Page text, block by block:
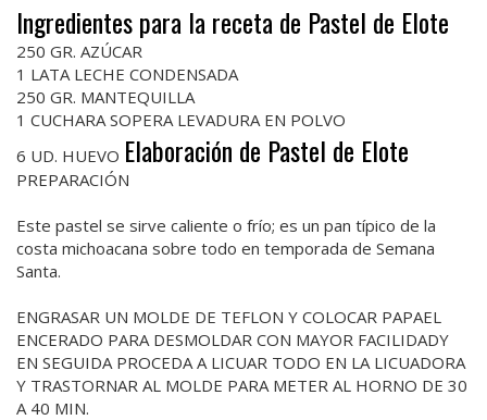
Ingredientes para la receta de Pastel de Elote
250 GR. AZÚCAR
1 LATA LECHE CONDENSADA
250 GR. MANTEQUILLA
1 CUCHARA SOPERA LEVADURA EN POLVO
6 UD. HUEVO Elaboración de Pastel de Elote
PREPARACIÓN
Este pastel se sirve caliente o frío; es un pan típico de la
costa michoacana sobre todo en temporada de Semana
Santa.
ENGRASAR UN MOLDE DE TEFLON Y COLOCAR PAPAEL
ENCERADO PARA DESMOLDAR CON MAYOR FACILIDADY
EN SEGUIDA PROCEDA A LICUAR TODO EN LA LICUADORA
Y TRASTORNAR AL MOLDE PARA METER AL HORNO DE 30
A 40 MIN.